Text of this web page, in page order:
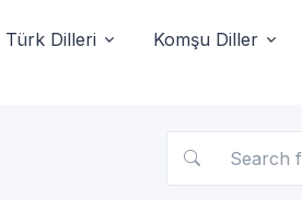
Türk Dilleri Komşu Diller